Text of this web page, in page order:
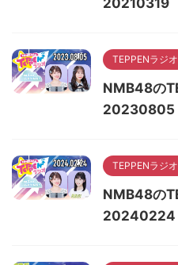
20210319
TEPPENラジオ
NMB48の
20230805
TEPPENラジオ
NMB48の
20240224